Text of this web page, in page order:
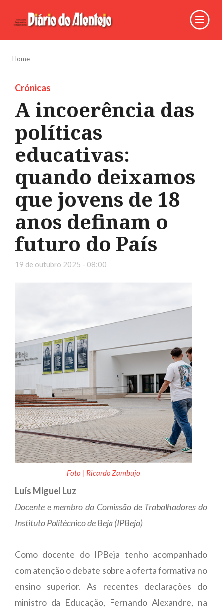
Home
Crónicas
A incoerência das
políticas
educativas:
quando deixamos
que jovens de 18
anos definam o
futuro do País
19 de outubro 2025 - 08:00
Foto | Ricardo Zambujo
Luís Miguel Luz
Docente e membro da Comissão de Trabalhadores do
Instituto Politécnico de Beja (IPBeja)
Como docente do IPBeja tenho acompanhado
com atenção o debate sobre a oferta formativa no
ensino superior. As recentes declarações do
ministro da Educação, Fernando Alexandre, na